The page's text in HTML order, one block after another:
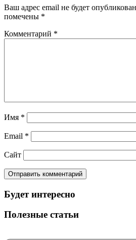
Ваш адрес email не будет
помечены *
Комментарий *
Имя *
Email *
Сайт
Будет интересно
Полезные статьи